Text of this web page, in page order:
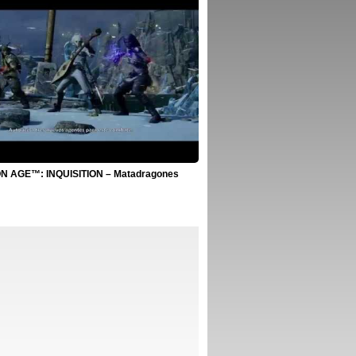
AGE™: INQUISITION – Matadragones